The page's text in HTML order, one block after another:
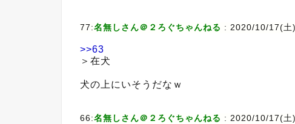
77:名無しさん＠２ろぐちゃんねる : 2020/10/17(
>>63
＞在犬
犬の上にいそうだなｗ
66:名無しさん＠２ろぐちゃんねる : 2020/10/17(